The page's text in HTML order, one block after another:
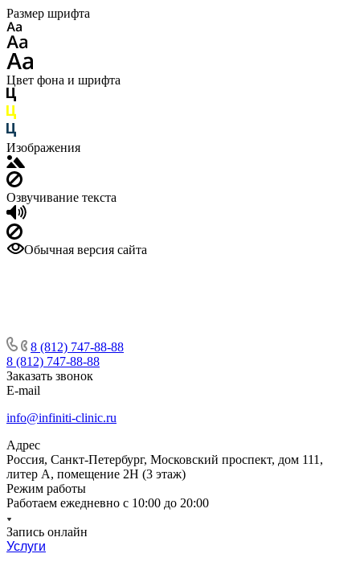
Размер шрифта
Цвет фона и шрифта
Изображения
Озвучивание текста
Обычная версия сайта
8 (812) 747-88-88
8 (812) 747-88-88
Заказать звонок
E-mail
info@infiniti-clinic.ru
Адрес
Россия, Санкт-Петербург, Московский проспект, дом 111,
литер А, помещение 2Н (3 этаж)
Режим работы
Работаем ежедневно с 10:00 до 20:00
Запись онлайн
Услуги